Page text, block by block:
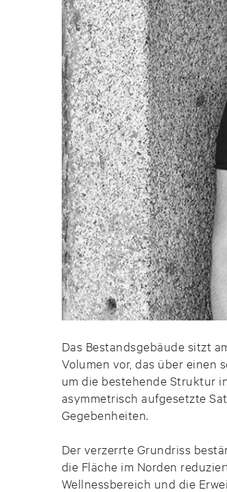
Das Bestandsgebäude sitzt
Volumen vor, das über einen
um die bestehende Struktur
asymmetrisch aufgesetzte
Gegebenheiten.
Der verzerrte Grundriss
die Fläche im Norden
Wellnessbereich und die